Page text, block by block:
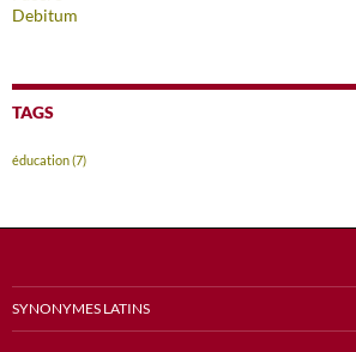
Debitum
TAGS
éducation(7)
SYNONYMES LATINS